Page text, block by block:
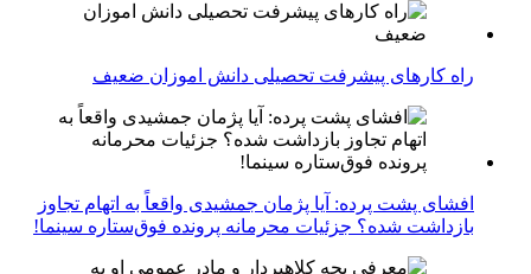
راه کارهای پیشرفت تحصیلی دانش اموزان ضعیف
افشای پشت پرده: آیا پژمان جمشیدی واقعاً به اتهام تجاوز
بازداشت شده؟ جزئیات محرمانه پرونده فوق‌ستاره سینما!